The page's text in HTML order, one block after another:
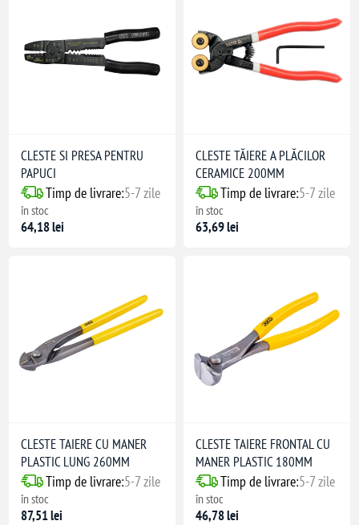
CLESTE SI PRESA PENTRU
PAPUCI
Timp de livrare:5-7 zile
în stoc
64,18 lei
CLESTE TĂIERE A PLĂCILOR
CERAMICE 200MM
Timp de livrare:5-7 zile
în stoc
63,69 lei
CLESTE TAIERE CU MANER
PLASTIC LUNG 260MM
Timp de livrare:5-7 zile
în stoc
87,51 lei
CLESTE TAIERE FRONTAL CU
MANER PLASTIC 180MM
Timp de livrare:5-7 zile
în stoc
46,78 lei